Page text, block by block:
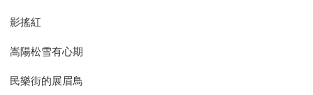
影搖紅
嵩陽松雪有心期
民樂街的展眉鳥